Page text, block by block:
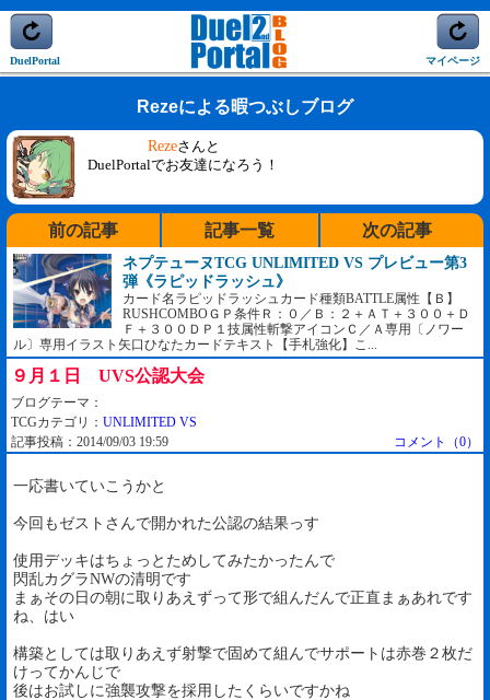
DuelPortal マイページ
Rezeによる暇つぶしブログ
Rezeさんと
DuelPortalでお友達になろう！
前の記事 記事一覧 次の記事
ネプテューヌTCG UNLIMITED VS プレビュー第3
弾《ラピッドラッシュ》
カード名ラピッドラッシュカード種類BATTLE属性【Ｂ】
RUSHCOMBOＧＰ条件Ｒ：０／Ｂ：２＋ＡＴ＋３００＋Ｄ
Ｆ＋３００ＤＰ１技属性斬撃アイコンＣ／Ａ専用〔ノワー
ル〕専用イラスト矢口ひなたカードテキスト【手札強化】こ...
９月１日 UVS公認大会
ブログテーマ：
TCGカテゴリ： UNLIMITED VS
記事投稿：2014/09/03 19:59
コメント（0）
一応書いていこうかと
今回もゼストさんで開かれた公認の結果っす
使用デッキはちょっとためしてみたかったんで
閃乱カグラNWの清明です
まぁその日の朝に取りあえずって形で組んだんで正直まぁあれです
ね、はい
構築としては取りあえず射撃で固めて組んでサポートは赤巻２枚だ
けってかんじで
後はお試しに強襲攻撃を採用したくらいですかね